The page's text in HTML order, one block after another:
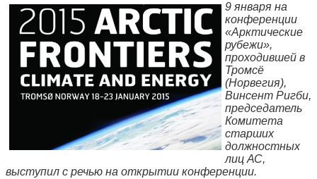
9 января на
конференции
«Арктические
рубежи»,
проходившей в
Тромсё
(Норвегия),
Винсент Ригби,
председатель
Комитета
старших
должностных
лиц АС,
выступил с речью на открытии конференции.